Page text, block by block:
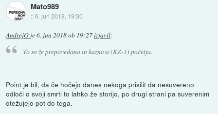
Mato989
::6. jun 2018, 19:30
AndrejO je6. jun 2018 ob 19:27izjavil:
To so že prepovedana in kazniva (KZ-1) početja.
Point je bil, da če hočejo danes nekoga prisilit da nesuvereno
odloči o svoji smrti to lahko že storijo, po drugi strani pa suverenim
otežujejo pot do tega.